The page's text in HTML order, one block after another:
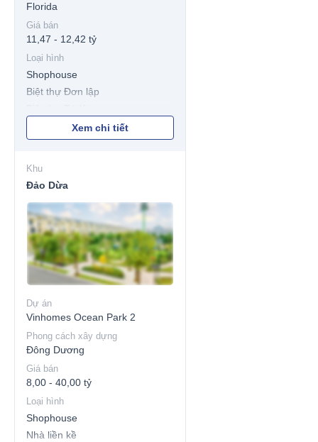
Florida
Giá bán
11,47 - 12,42 tỷ
Loại hình
Shophouse
Biệt thự Đơn lập
Biệt thự Song lập
Nhà liền kề
Xem chi tiết
Khu
Đảo Dừa
Dự án
Vinhomes Ocean Park 2
Phong cách xây dựng
Đông Dương
Giá bán
8,00 - 40,00 tỷ
Loại hình
Shophouse
Nhà liền kề